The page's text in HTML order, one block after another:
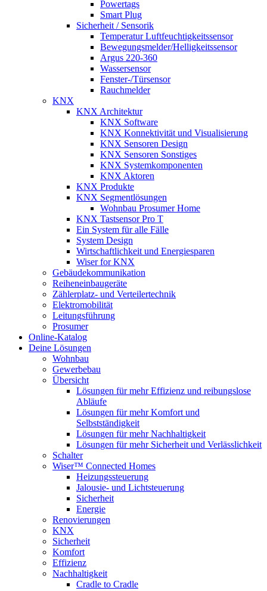
Powertags
Smart Plug
Sicherheit / Sensorik
Temperatur Luftfeuchtigkeitssensor
Bewegungsmelder/Helligkeitssensor
Argus 220-360
Wassersensor
Fenster-/Türsensor
Rauchmelder
KNX
KNX Architektur
KNX Software
KNX Konnektivität und Visualisierung
KNX Sensoren Design
KNX Sensoren Sonstiges
KNX Systemkomponenten
KNX Aktoren
KNX Produkte
KNX Segmentlösungen
Wohnbau Prosumer Home
KNX Tastsensor Pro T
Ein System für alle Fälle
System Design
Wirtschaftlichkeit und Energiesparen
Wiser for KNX
Gebäudekommunikation
Reiheneinbaugeräte
Zählerplatz- und Verteilertechnik
Elektromobilität
Leitungsführung
Prosumer
Online-Katalog
Deine Lösungen
Wohnbau
Gewerbebau
Übersicht
Lösungen für mehr Effizienz und reibungslose
Abläufe
Lösungen für mehr Komfort und
Selbstständigkeit
Lösungen für mehr Nachhaltigkeit
Lösungen für mehr Sicherheit und Verlässlichkeit
Schalter
Wiser™ Connected Homes
Heizungssteuerung
Jalousie- und Lichtsteuerung
Sicherheit
Energie
Renovierungen
KNX
Sicherheit
Komfort
Effizienz
Nachhaltigkeit
Cradle to Cradle